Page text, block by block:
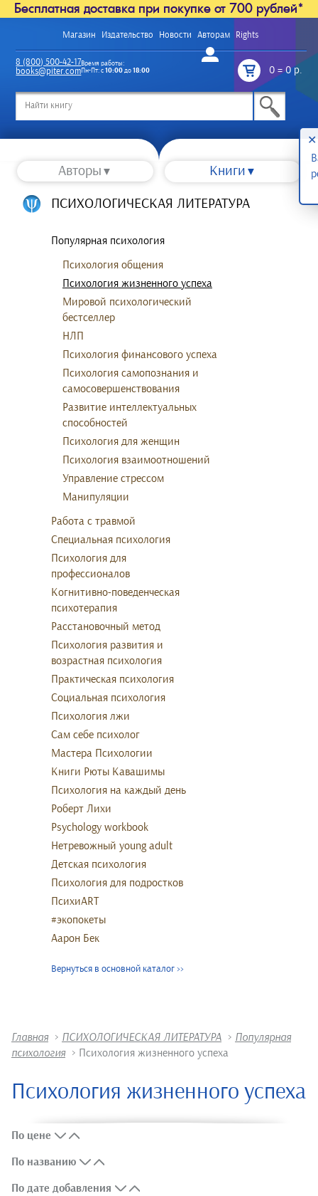
Бесплатная доставка при покупке от 700 рублей*
Магазин Издательство Новости Авторам Rights
Войти
0=0 р.
8 (800) 500-42-17
books@piter.com
Время работы:
Пн-Пт: с10:00до18:00
Авторы
Книги
ПСИХОЛОГИЧЕСКАЯ ЛИТЕРАТУРА
Популярная психология
Психология общения
Психология жизненного успеха
Мировой психологический
бестселлер
НЛП
Психология финансового успеха
Психология самопознания и
самосовершенствования
Развитие интеллектуальных
способностей
Психология для женщин
Психология взаимоотношений
Управление стрессом
Манипуляции
Работа с травмой
Специальная психология
Психология для
профессионалов
Когнитивно-поведенческая
психотерапия
Расстановочный метод
Психология развития и
возрастная психология
Практическая психология
Социальная психология
Психология лжи
Сам себе психолог
Мастера Психологии
Книги Рюты Кавашимы
Психология на каждый день
Роберт Лихи
Psychology workbook
Нетревожный young adult
Детская психология
Психология для подростков
ПсихиART
#экопокеты
Аарон Бек
Вернуться в основной каталог>>
Главная > ПСИХОЛОГИЧЕСКАЯ ЛИТЕРАТУРА > Популярная
психология > Психология жизненного успеха
Психология жизненного успеха
По цене
По названию
По дате добавления
✕